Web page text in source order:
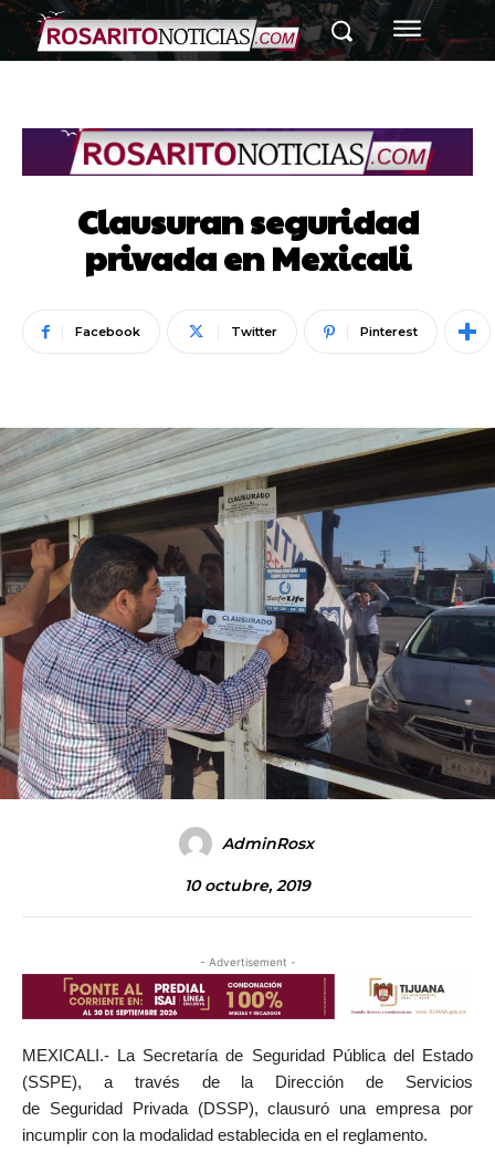
Clausuran seguridad
privada en Mexicali
Facebook Twitter Pinterest
AdminRosx
10 octubre, 2019
- Advertisement -
MEXICALI.- La Secretaría de Seguridad Pública del Estado
(SSPE), a través de la Dirección de Servicios
de Seguridad Privada (DSSP), clausuró una empresa por
incumplir con la modalidad establecida en el reglamento.